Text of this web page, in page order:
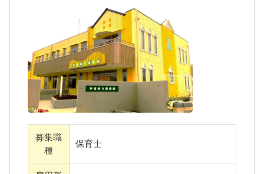
できます。保育士34名（※非常勤保育士を含
む）のほかに、庁務員、保育補助員も在籍し
ており、日中も保育から離れて事務作業（行
事企画や準備、月案作成保育の記録）ができ
ます。またICTを活用し、各クラスのノート
PCとタブレットがあります。月の制作物作成
も依頼できます。研修への参加や連休の取得
なども安心して取得できます。あきつやまゆ
り保育園は
募集職
種
保育士